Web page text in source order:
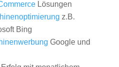
Lösungen
z.B.
Bing
Google und